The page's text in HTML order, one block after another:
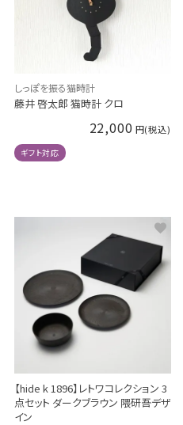
しっぽを振る猫時計
藤井 啓太郎 猫時計 クロ
22,000
ギフト対応
【hide k 1896】レトワコレクション 3
点セット ダークブラウン 隈研吾デザ
イン